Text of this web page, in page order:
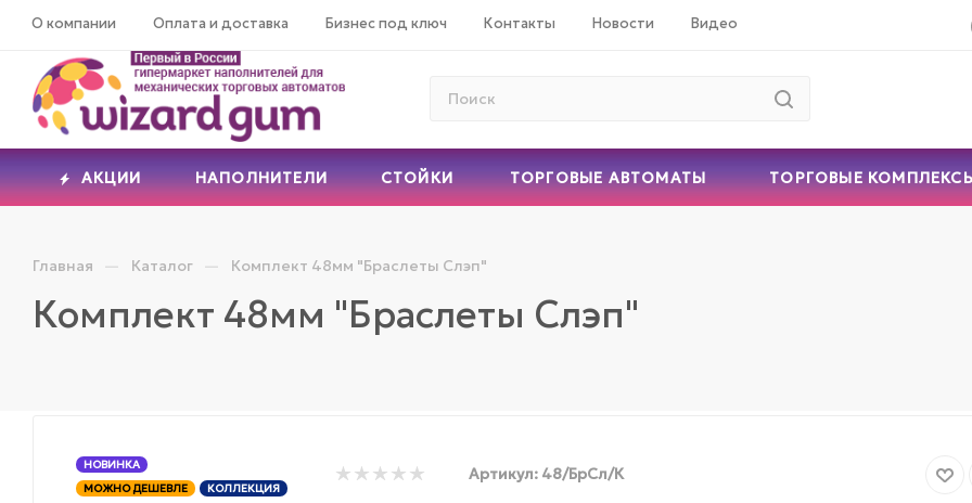
О компании Оплата и доставка Бизнес под ключ Контакты Новости Видео
АКЦИИ НАПОЛНИТЕЛИ СТОЙКИ ТОРГОВЫЕ АВТОМАТЫ ТОРГОВЫЕ
Главная — Каталог — Комплект 48мм "Браслеты Слэп"
Комплект 48мм "Браслеты Слэп"
НОВИНКА
МОЖНО ДЕШЕВЛЕ
КОЛЛЕКЦИЯ
Артикул: 48/БрСл/К